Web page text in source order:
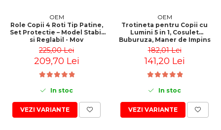
OEM
Role Copii 4 Roti Tip Patine,
Set Protectie – Model Stabil
si Reglabil - Mov
225,00 Lei
209,70 Lei
In stoc
VEZI VARIANTE
OEM
Trotineta pentru Copii cu
Lumini 5 in 1, Cosulet
Buburuza, Maner de Impins
fara Pedale
182,01 Lei
141,20 Lei
In stoc
VEZI VARIANTE